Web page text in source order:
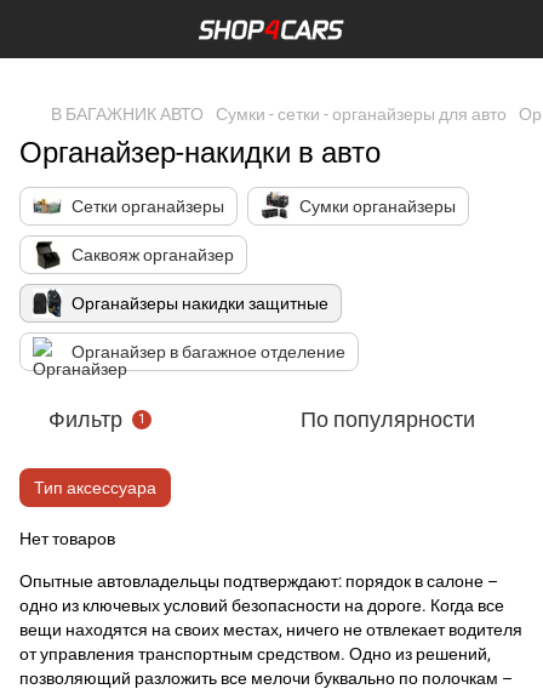
В БАГАЖНИК АВТО Сумки - сетки - органайзеры для авто
Органайзер-накидки в авто
Сетки органайзеры Сумки органайзеры
Саквояж органайзер
Органайзеры накидки защитные
Органайзер в багажное отделение
Фильтр 1 По популярности
Тип аксессуара
Нет товаров
Опытные автовладельцы подтверждают: порядок в салоне –
одно из ключевых условий безопасности на дороге. Когда все
вещи находятся на своих местах, ничего не отвлекает водителя
от управления транспортным средством. Одно из решений,
позволяющий разложить все мелочи буквально по полочкам –